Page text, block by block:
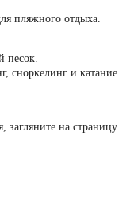
пляжного отдыха.
песок.
сноркелинг и катание
на страницу